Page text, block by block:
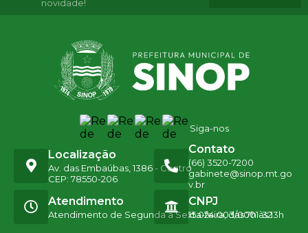
novidade!
Siga-nos
Localização
Av. das Embaúbas, 1386 - Centro
CEP: 78550-206
Contato
(66) 3520-7200
gabinete@sinop.mt.go
v.br
Atendimento
Atendimento de Segunda a Sexta-feira, das 7h às 13h
CNPJ
15.024.003/0001-32